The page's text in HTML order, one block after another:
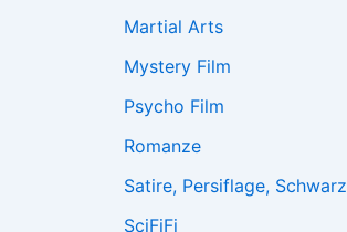
Martial Arts
Mystery Film
Psycho Film
Romanze
Satire, Persiflage, Schwarz
SciFiFi